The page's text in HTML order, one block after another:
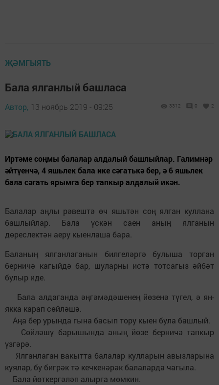
ҖӘМГЫЯТЬ
Бала ялганлый башласа
Автор, 13 ноябрь 2019 - 09:25 3312 0 2
Иртәме соңмы балалар алдалый башлыйлар. Галимнәр
әйтүенчә, 4 яшьлек бала ике сәгатькә бер, ә 6 яшьлек
бала сәгать ярымга бер тапкыр алдалый икән.
Балалар аңлы рәвештә өч яшьтән соң ялган куллана
башлыйлар. Бала үскән саен аның ялганын
дөреслектән аеру кыенлаша бара.
Баланың ялганлаганын билгеләргә булыша торган
берничә кагыйдә бар, шуларны истә тотсагыз әйбәт
булыр иде.
Бала алдаганда әңгәмәдәшенең йөзенә түгел, ә ян-
якка карап сөйләшә.
Аңа бер урында гына басып тору кыен була башлый.
Сөйләшү барышында аның йөзе берничә тапкыр
үзгәрә.
Ялганлаган вакытта балалар кулларын авызларына
куялар, бу бигрәк тә кечкенәрәк балаларда чагыла.
Бала йөткергәләп алырга мөмкин.